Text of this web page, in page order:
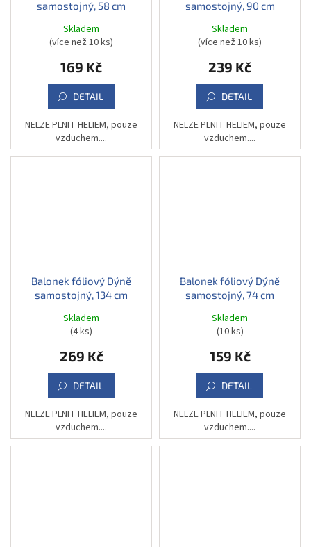
samostojný, 58 cm
Skladem
(více než 10 ks)
169 Kč
DETAIL
NELZE PLNIT HELIEM, pouze
vzduchem....
samostojný, 90 cm
Skladem
(více než 10 ks)
239 Kč
DETAIL
NELZE PLNIT HELIEM, pouze
vzduchem....
Balonek fóliový Dýně
samostojný, 134 cm
Skladem
(4 ks)
269 Kč
DETAIL
NELZE PLNIT HELIEM, pouze
vzduchem....
Balonek fóliový Dýně
samostojný, 74 cm
Skladem
(10 ks)
159 Kč
DETAIL
NELZE PLNIT HELIEM, pouze
vzduchem....